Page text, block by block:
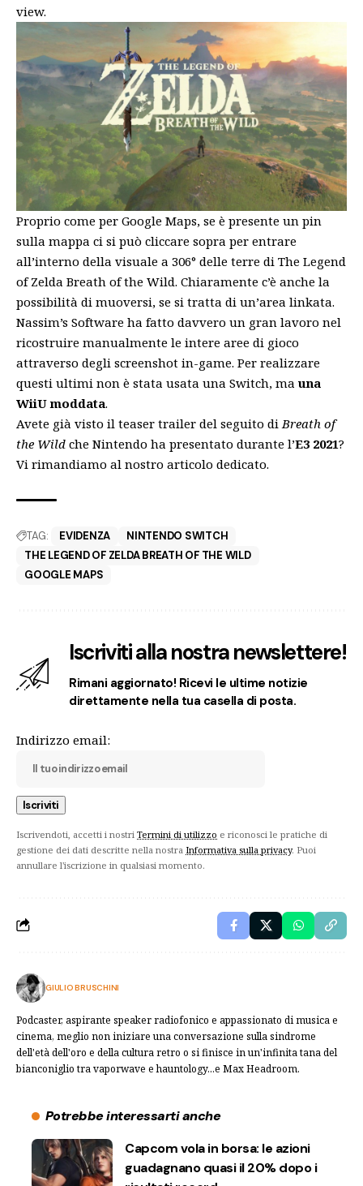
view.
Proprio come per Google Maps, se è presente un pin
sulla mappa ci si può cliccare sopra per entrare
all’interno della visuale a 306° delle terre di The Legend
of Zelda Breath of the Wild. Chiaramente c’è anche la
possibilità di muoversi, se si tratta di un’area linkata.
Nassim’s Software ha fatto davvero un gran lavoro nel
ricostruire manualmente le intere aree di gioco
attraverso degli screenshot in-game. Per realizzare
questi ultimi non è stata usata una Switch, ma una
WiiU moddata.
Avete già visto il teaser trailer del seguito di Breath of
the Wild che Nintendo ha presentato durante l’E3 2021?
Vi rimandiamo al nostro articolo dedicato.
TAG: EVIDENZA
NINTENDO SWITCH
THE LEGEND OF ZELDA BREATH OF THE WILD
GOOGLE MAPS
Iscriviti alla nostra newslettere!
Rimani aggiornato! Ricevi le ultime notizie
direttamente nella tua casella di posta.
Indirizzo email:
Iscrivendoti, accetti i nostri Termini di utilizzo e riconosci le pratiche di
gestione dei dati descritte nella nostra Informativa sulla privacy. Puoi
annullare l'iscrizione in qualsiasi momento.
GIULIO BRUSCHINI
Podcaster, aspirante speaker radiofonico e appassionato di musica e
cinema, meglio non iniziare una conversazione sulla sindrome
dell'età dell'oro e della cultura retro o si finisce in un'infinita tana del
bianconiglio tra vaporwave e hauntology...e Max Headroom.
Potrebbe interessarti anche
Capcom vola in borsa: le azioni
guadagnano quasi il 20% dopo i